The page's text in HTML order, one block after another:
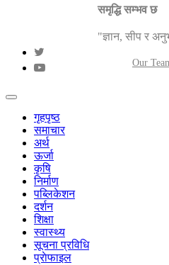
समृद्धि सम्भव छ
"ज्ञान, सीप र
Our
गृहपृष्ठ
समाचार
अर्थ
ऊर्जा
कृषि
निर्माण
पब्लिकेशन
दर्शन
शिक्षा
स्वास्थ्य
सूचना प्रविधि
प्राेफाइल